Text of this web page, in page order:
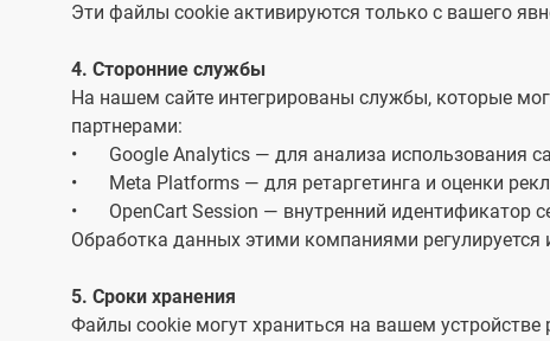
Эти файлы cookie активируются только с вашего
4. Сторонние службы
На нашем сайте интегрированы службы, которые
партнерами:
•
Google Analytics — для анализа использования
•
Meta Platforms — для ретаргетинга и оценки
•
OpenCart Session — внутренний идентификатор
Обработка данных этими компаниями
5. Сроки хранения
Файлы cookie могут храниться на вашем устройстве